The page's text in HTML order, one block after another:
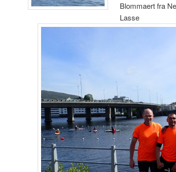
Blommaert fra
Lasse